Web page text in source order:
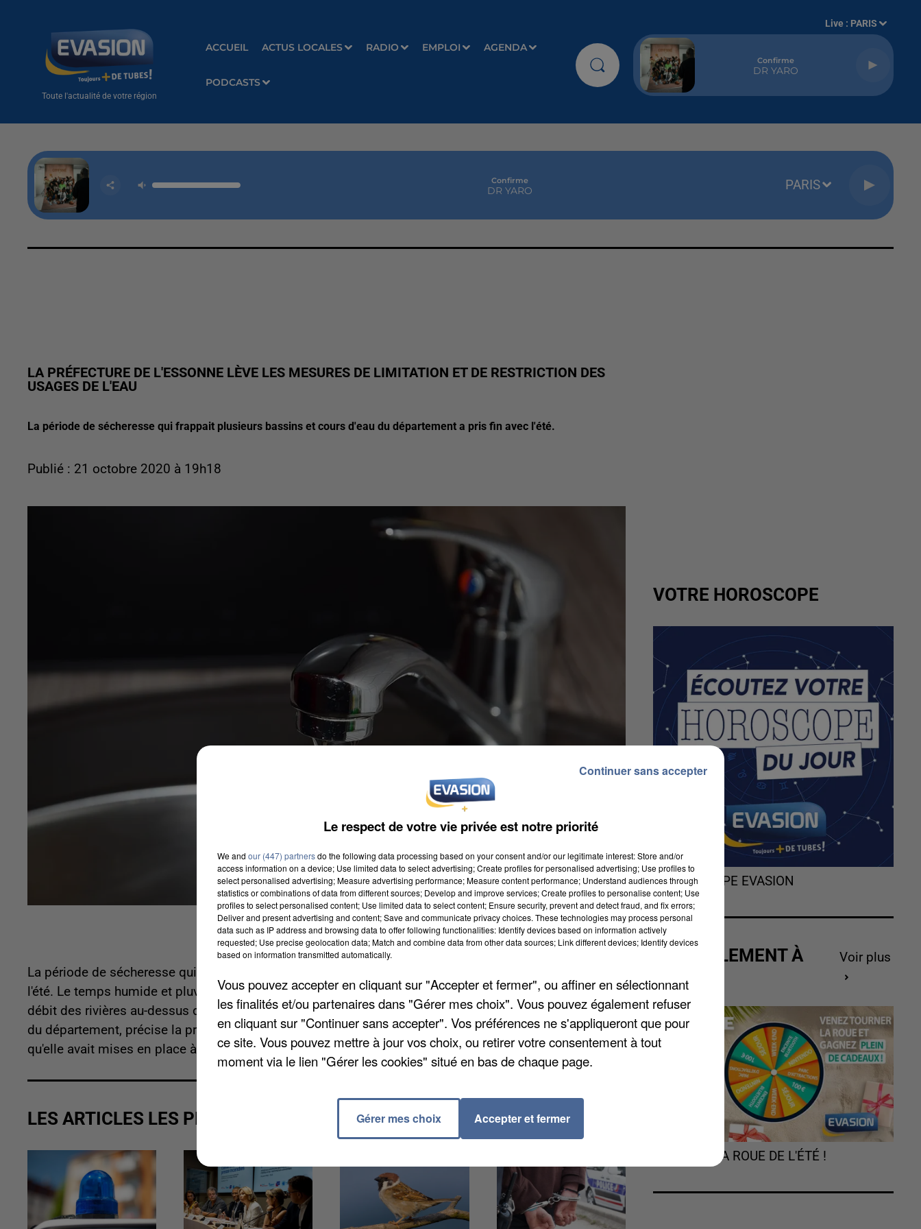
Toute l'actualité de votre région
ACCUEIL ACTUS LOCALES RADIO EMPLOI AGENDA
PODCASTS
Live : PARIS
Confirme
DR YARO
Confirme
DR YARO PARIS
LA PRÉFECTURE DE L'ESSONNE LÈVE LES MESURES DE LIMITATION ET DE RESTRICTION DES
USAGES DE L'EAU
La période de sécheresse qui frappait plusieurs bassins et cours d'eau du département a pris fin avec l'été.
Publié : 21 octobre 2020 à 19h18
La période de sécheresse qui frappait plusieurs bassins et cours d'eau du département a pris fin avec
l'été. Le temps humide et pluvieux depuis la fin du mois de septembre a permis de faire remonter le
débit des rivières au-dessus du seuil de vigilance. Ce retour à la normale est constaté sur l'ensemble
du département, précise la préfecture de l'Essonne qui annule donc toutes les mesures de restrictions
qu'elle avait mises en place à la mi-juillet.
LES ARTICLES LES PLUS VUS
VOTRE HOROSCOPE
L'HOROSCOPE EVASION
ACTUELLEMENT À
Voir plus
TOURNEZ LA ROUE DE L'ÉTÉ !
Le respect de votre vie privée est notre priorité
We and our (447) partnersdo the following data processing based on your consent and/or our legitimate interest: Store and/or
access information on a device; Use limited data to select advertising; Create profiles for personalised advertising; Use profiles to
select personalised advertising; Measure advertising performance; Measure content performance; Understand audiences through
statistics or combinations of data from different sources; Develop and improve services; Create profiles to personalise content; Use
profiles to select personalised content; Use limited data to select content; Ensure security, prevent and detect fraud, and fix errors;
Deliver and present advertising and content; Save and communicate privacy choices. These technologies may process personal
data such as IP address and browsing data to offer following functionalities: Identify devices based on information actively
requested; Use precise geolocation data; Match and combine data from other data sources; Link different devices; Identify devices
based on information transmitted automatically.
Vous pouvez accepter en cliquant sur "Accepter et fermer", ou affiner en sélectionnant
les finalités et/ou partenaires dans "Gérer mes choix". Vous pouvez également refuser
en cliquant sur "Continuer sans accepter". Vos préférences ne s'appliqueront que pour
ce site. Vous pouvez mettre à jour vos choix, ou retirer votre consentement à tout
moment via le lien "Gérer les cookies" situé en bas de chaque page.
Gérer mes choix Accepter et fermer
Continuer sans accepter